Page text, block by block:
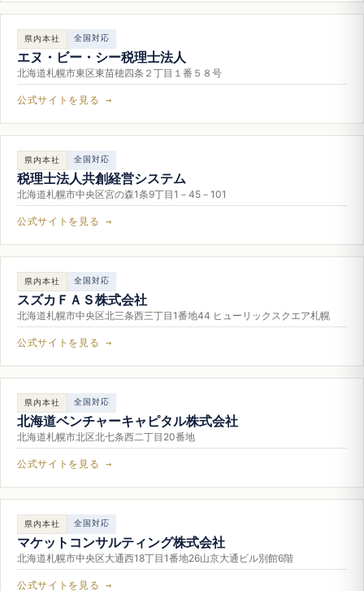
県内本社 全国対応
エヌ・ビー・シー税理士法人
北海道札幌市東区東苗穂四条２丁目１番５８号
公式サイトを見る →
県内本社 全国対応
税理士法人共創経営システム
北海道札幌市中央区宮の森1条9丁目1－45－101
公式サイトを見る →
県内本社 全国対応
スズカＦＡＳ株式会社
北海道札幌市中央区北三条西三丁目1番地44 ヒューリックスクエア札幌
公式サイトを見る →
県内本社 全国対応
北海道ベンチャーキャピタル株式会社
北海道札幌市北区北七条西二丁目20番地
公式サイトを見る →
県内本社 全国対応
マケットコンサルティング株式会社
北海道札幌市中央区大通西18丁目1番地26山京大通ビル別館6階
公式サイトを見る →